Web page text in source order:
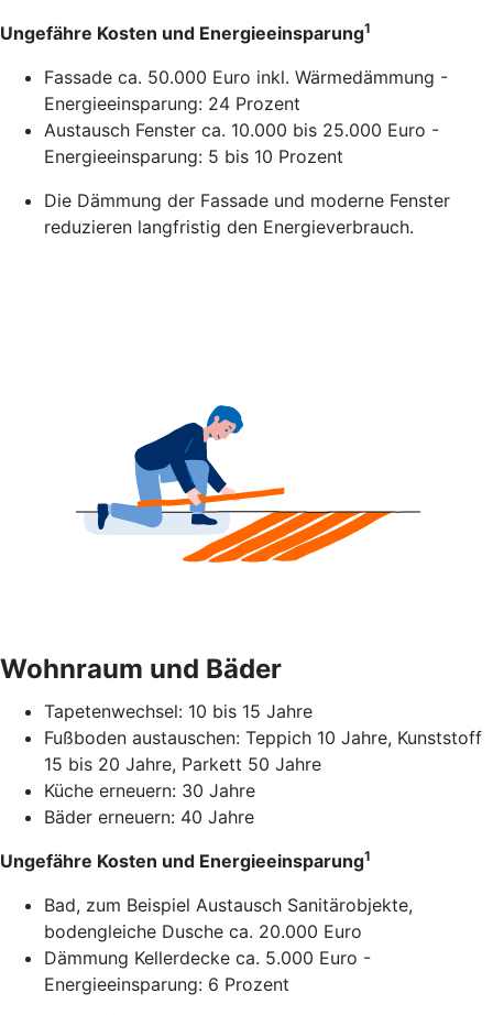
Ungefähre Kosten und Energieeinsparung1
Fassade ca. 50.000 Euro inkl. Wärmedämmung -
Energieeinsparung: 24 Prozent
Austausch Fenster ca. 10.000 bis 25.000 Euro -
Energieeinsparung: 5 bis 10 Prozent
Die Dämmung der Fassade und moderne Fenster
reduzieren langfristig den Energieverbrauch.
Wohnraum und Bäder
Tapetenwechsel: 10 bis 15 Jahre
Fußboden austauschen: Teppich 10 Jahre, Kunststoff
15 bis 20 Jahre, Parkett 50 Jahre
Küche erneuern: 30 Jahre
Bäder erneuern: 40 Jahre
Ungefähre Kosten und Energieeinsparung1
Bad, zum Beispiel Austausch Sanitärobjekte,
bodengleiche Dusche ca. 20.000 Euro
Dämmung Kellerdecke ca. 5.000 Euro -
Energieeinsparung: 6 Prozent